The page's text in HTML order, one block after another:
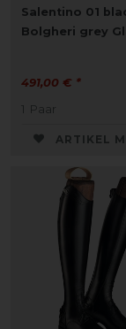
Salentino 01
Bolgheri grey
491,00 € *
1 Paar
ARTIKEL